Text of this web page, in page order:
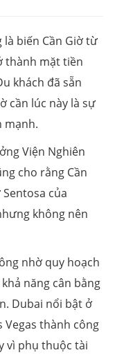
là biến Cần Giờ từ
thành mặt tiền
khách đã sẵn
cần lúc này là sự
mạnh.
Viện Nghiên
cho rằng Cần
của
không nên
nhờ quy hoạch
năng cân bằng
Dubai nổi bật ở
Vegas thành công
vì phụ thuộc tài